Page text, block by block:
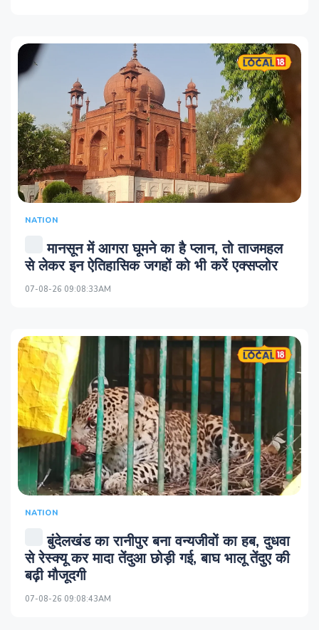
NATION
मानसून में आगरा घूमने का है प्लान, तो ताजमहल
से लेकर इन ऐतिहासिक जगहों को भी करें एक्सप्लोर
07-08-26 09:08:33AM
NATION
बुंदेलखंड का रानीपुर बना वन्यजीवों का हब, दुधवा
से रेस्क्यू कर मादा तेंदुआ छोड़ी गई, बाघ भालू तेंदुए की
बढ़ी मौजूदगी
07-08-26 09:08:43AM